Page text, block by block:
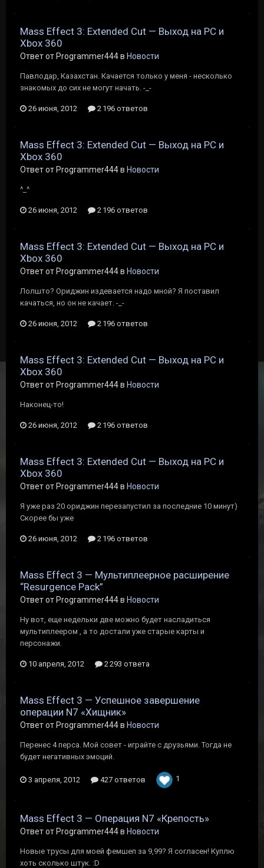
Mass Effect 3: Extended Cut — Выход на PC и
Xbox 360
Ответ от Programmer444 в Новости
Павлодар, Казахстан. Качается только у меня - несколько
знакомых до сих не могут начать. -_-
26 июня, 2012 2 196 ответов
Mass Effect 3: Extended Cut — Выход на PC и
Xbox 360
Ответ от Programmer444 в Новости
^_^
26 июня, 2012 2 196 ответов
Mass Effect 3: Extended Cut — Выход на PC и
Xbox 360
Ответ от Programmer444 в Новости
Лолшто? Ориджин издевается надо мной? Я поставил
качаться, но он не качает. -_-
26 июня, 2012 2 196 ответов
Mass Effect 3: Extended Cut — Выход на PC и
Xbox 360
Ответ от Programmer444 в Новости
Наконец-то!
26 июня, 2012 2 196 ответов
Mass Effect 3: Extended Cut — Выход на PC и
Xbox 360
Ответ от Programmer444 в Новости
Я уже раз 20 ориджин перезапустил за последние 10 минут)
Скорее бы уже
26 июня, 2012 2 196 ответов
Mass Effect 3 — Мультиплеерное расширение
“Resurgence Pack”
Ответ от Programmer444 в Новости
Ну вот, еще недельки две можно будет насладиться
мультиплеером , а то достали уже старые карты и
персонажи.
10 апреля, 2012 2 293 ответа
Mass Effect 3 — Успешное завершение
операции N7 «Хищник»
Ответ от Programmer444 в Новости
Перенес 4 перса. Мой совет - играйте с друзьями. Тогда не
будет негативных эмоций.
3 апреля, 2012 427 ответов 1
Mass Effect 3 — Операция N7 «Крепость»
Ответ от Programmer444 в Новости
Новые трусы для моей фемшеп за 9,99? Я согласен! Куплю
хоть сколько штук. :D